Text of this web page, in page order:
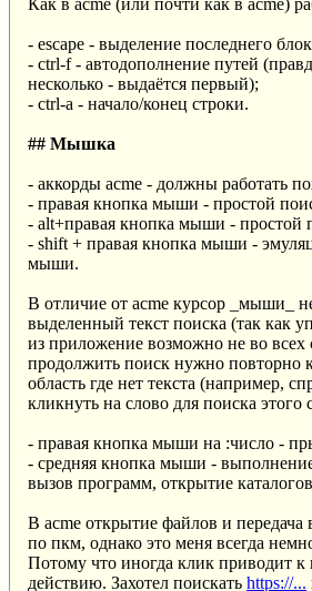
Как в acme (или почти как в acme)
- escape - выделение последнего
- ctrl-f - автодополнение путей
несколько - выдаётся первый);
- ctrl-a - начало/конец строки.
## Мышка
- аккорды acme - должны работать
- правая кнопка мыши - простой
- alt+правая кнопка мыши - простой
- shift + правая кнопка мыши -
мыши.
В отличие от acme курсор _мыши_
выделенный текст поиска (так как
из приложение возможно не во всех
продолжить поиск нужно повторно
область где нет текста (например,
кликнуть на слово для поиска этого
- правая кнопка мыши на :число -
- средняя кнопка мыши -
вызов программ, открытие
В acme открытие файлов и передача
по пкм, однако это меня всегда
Потому что иногда клик приводит к
действию. Захотел поискать https://...